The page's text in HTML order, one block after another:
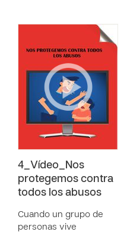
4_Vídeo_Nos
protegemos contra
todos los abusos
Cuando un grupo de
personas vive